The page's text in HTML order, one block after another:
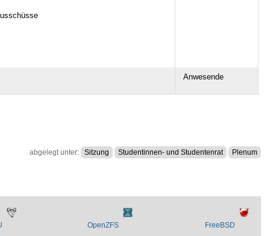
Anwesende
abgelegt unter: Sitzung Studentinnen- und Studentenrat Plenum
OpenZFS FreeBSD